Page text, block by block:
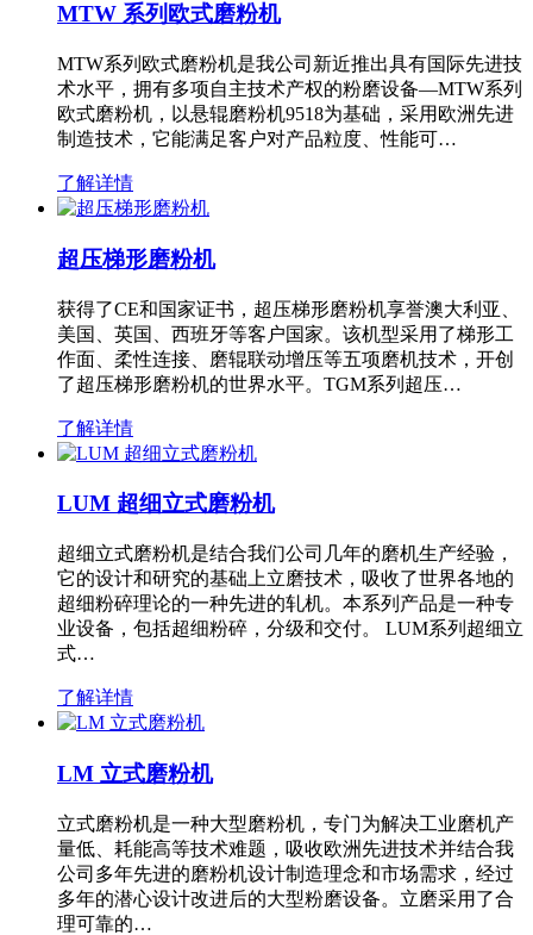
MTW 系列欧式磨粉机
MTW系列欧式磨粉机是我公司新近推出具有国际先进技
术水平，拥有多项自主技术产权的粉磨设备—MTW系列
欧式磨粉机，以悬辊磨粉机9518为基础，采用欧洲先进
制造技术，它能满足客户对产品粒度、性能可…
了解详情
超压梯形磨粉机
获得了CE和国家证书，超压梯形磨粉机享誉澳大利亚、
美国、英国、西班牙等客户国家。该机型采用了梯形工
作面、柔性连接、磨辊联动增压等五项磨机技术，开创
了超压梯形磨粉机的世界水平。TGM系列超压…
了解详情
LUM 超细立式磨粉机
超细立式磨粉机是结合我们公司几年的磨机生产经验，
它的设计和研究的基础上立磨技术，吸收了世界各地的
超细粉碎理论的一种先进的轧机。本系列产品是一种专
业设备，包括超细粉碎，分级和交付。 LUM系列超细立
式…
了解详情
LM 立式磨粉机
立式磨粉机是一种大型磨粉机，专门为解决工业磨机产
量低、耗能高等技术难题，吸收欧洲先进技术并结合我
公司多年先进的磨粉机设计制造理念和市场需求，经过
多年的潜心设计改进后的大型粉磨设备。立磨采用了合
理可靠的…